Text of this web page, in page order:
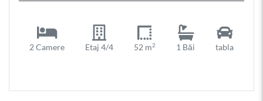
2 Camere Etaj 4/4 52 m2 1 Băi tabla